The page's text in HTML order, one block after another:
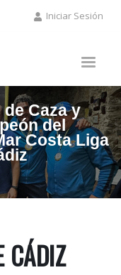
Iniciar Sesión
Caza y
del
Costa Liga
CÁDIZ